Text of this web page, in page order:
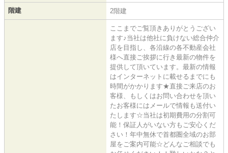
階建 2階建
ここまでご覧頂きありがとうござい
ます♪当社は他社に負けない総合仲介
店を目指し、各沿線の各不動産会社
様へ直接ご挨拶に行き最新の物件を
提供して頂いています。最新の情報
はインターネットに載せるまでにも
時間がかかります★直接ご来店のお
客様、もしくはお問い合わせを頂い
たお客様にはメールで情報も送付い
たします☆当社は初期費用の分割可
能！保証人がいない方もご安心くだ
さい！年中無休で首都圏全域のお部
屋をご案内可能☆どんなご相談でも